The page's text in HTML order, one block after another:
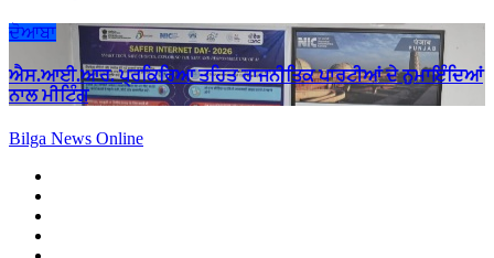
ਦੋਆਬਾ
ਐਸ.ਆਈ.ਆਰ. ਪ੍ਰਕਿਰਿਆ ਤਹਿਤ ਰਾਜਨੀਤਿਕ ਪਾਰਟੀਆਂ ਦੇ ਨੁਮਾਇੰਦਿਆਂ
ਨਾਲ ਮੀਟਿੰਗ
Bilga News Online